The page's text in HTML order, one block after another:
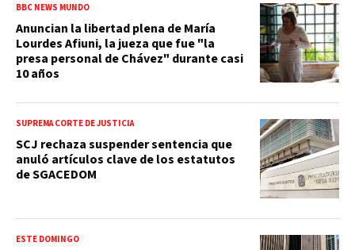
BBC NEWS MUNDO
Anuncian la libertad plena de María
Lourdes Afiuni, la jueza que fue "la
presa personal de Chávez" durante casi
10 años
SUPREMA CORTE DE JUSTICIA
SCJ rechaza suspender sentencia que
anuló artículos clave de los estatutos
de SGACEDOM
ESTE DOMINGO